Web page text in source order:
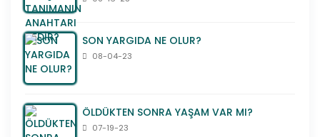
SON YARGIDA NE OLUR?
08-04-23
ÖLDÜKTEN SONRA YAŞAM VAR MI?
07-19-23